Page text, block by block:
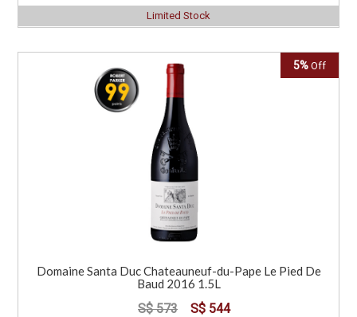
Limited Stock
5% Off
Domaine Santa Duc Chateauneuf-du-Pape Le Pied De
Baud 2016 1.5L
S$ 573 S$ 544